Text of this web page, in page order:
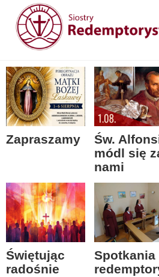
Zapraszamy
Św.
módl się
nami
Świętując
radośnie
Spotkania